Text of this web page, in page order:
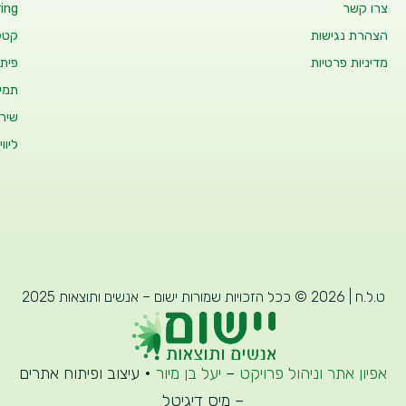
צרו קשר
הצהרת נגישות
מדיניות פרטיות
ט.ל.ח | 2026 © ככל הזכויות שמורות ישום – אנשים ותוצאות 2025
אפיון אתר וניהול פרויקט – יעל בן מיור • עיצוב ופיתוח אתרים
– מיס דיגיטל